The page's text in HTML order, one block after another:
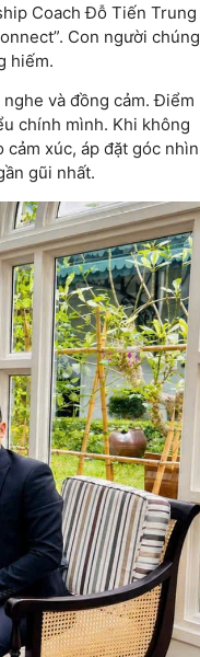
Coach Đỗ Tiến Trung
Con người chúng
hiếm.
và đồng cảm. Điểm
chính mình. Khi không
xúc, áp đặt góc nhìn
gũi nhất.